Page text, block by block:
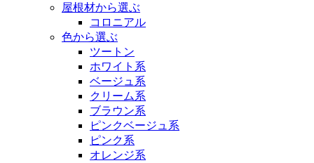
屋根材から選ぶ
コロニアル
色から選ぶ
ツートン
ホワイト系
ベージュ系
クリーム系
ブラウン系
ピンクベージュ系
ピンク系
オレンジ系